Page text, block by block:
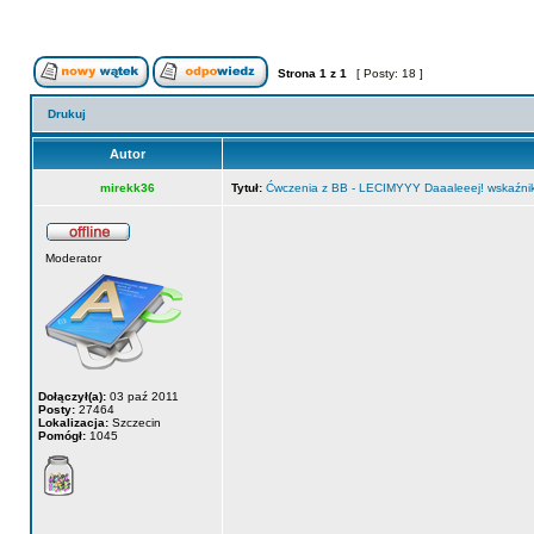
Strona 1 z 1 [ Posty: 18 ]
Drukuj
Autor
mirekk36 Tytuł: Ćwczenia z BB - LECIMYYY Daaaleeej!
Moderator
Dołączył(a): 03 paź 2011
Posty: 27464
Lokalizacja: Szczecin
Pomógł: 1045